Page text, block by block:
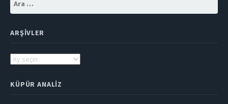
ARŞIVLER
Arşivler
KÜPÜR ANALIZ